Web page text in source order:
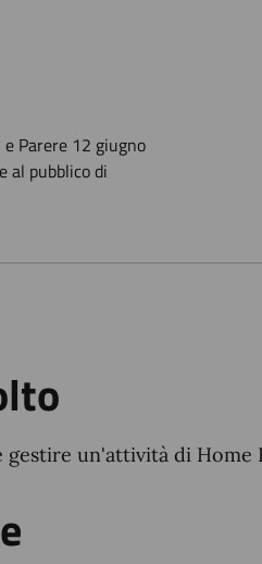
Parere 12 giugno
al pubblico di
gestire un'attività di Home